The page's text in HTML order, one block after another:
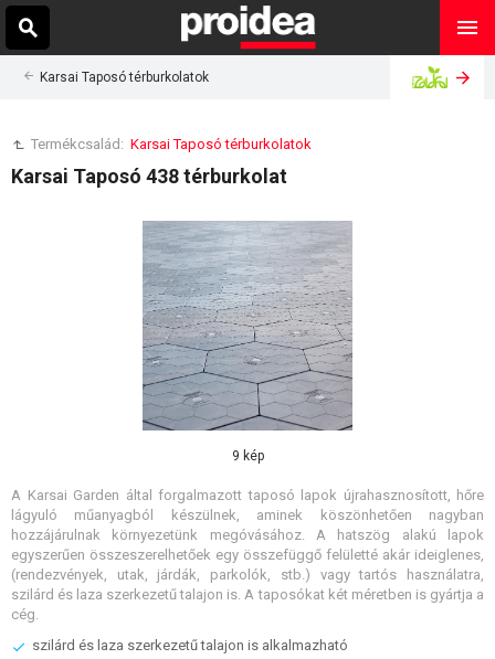
Karsai Taposó térburkolatok
Termékcsalád: Karsai Taposó térburkolatok
Karsai Taposó 438 térburkolat
9 kép
A Karsai Garden által forgalmazott taposó lapok újrahasznosított, hőre
lágyuló műanyagból készülnek, aminek köszönhetően nagyban
hozzájárulnak környezetünk megóvásához. A hatszög alakú lapok
egyszerűen összeszerelhetőek egy összefüggő felületté akár ideiglenes,
(rendezvények, utak, járdák, parkolók, stb.) vagy tartós használatra,
szilárd és laza szerkezetű talajon is. A taposókat két méretben is gyártja a
cég.
szilárd és laza szerkezetű talajon is alkalmazható